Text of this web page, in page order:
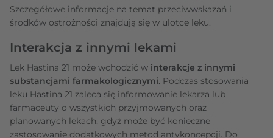
Szczegółowe informacje na temat przeciwwskazań i
środków ostrożności znajdują się w ulotce leku.
Interakcja z innymi lekami
Lek Hastina 21 może wchodzić w interakcje z innymi
substancjami farmakologicznymi. Podczas stosowania
leku Hastina 21 zaleca się informowanie lekarza lub
farmaceuty o wszystkich przyjmowanych oraz
planowanych lekach, gdyż może być konieczne
zastosowanie dodatkowych metod antykoncepcji. Do